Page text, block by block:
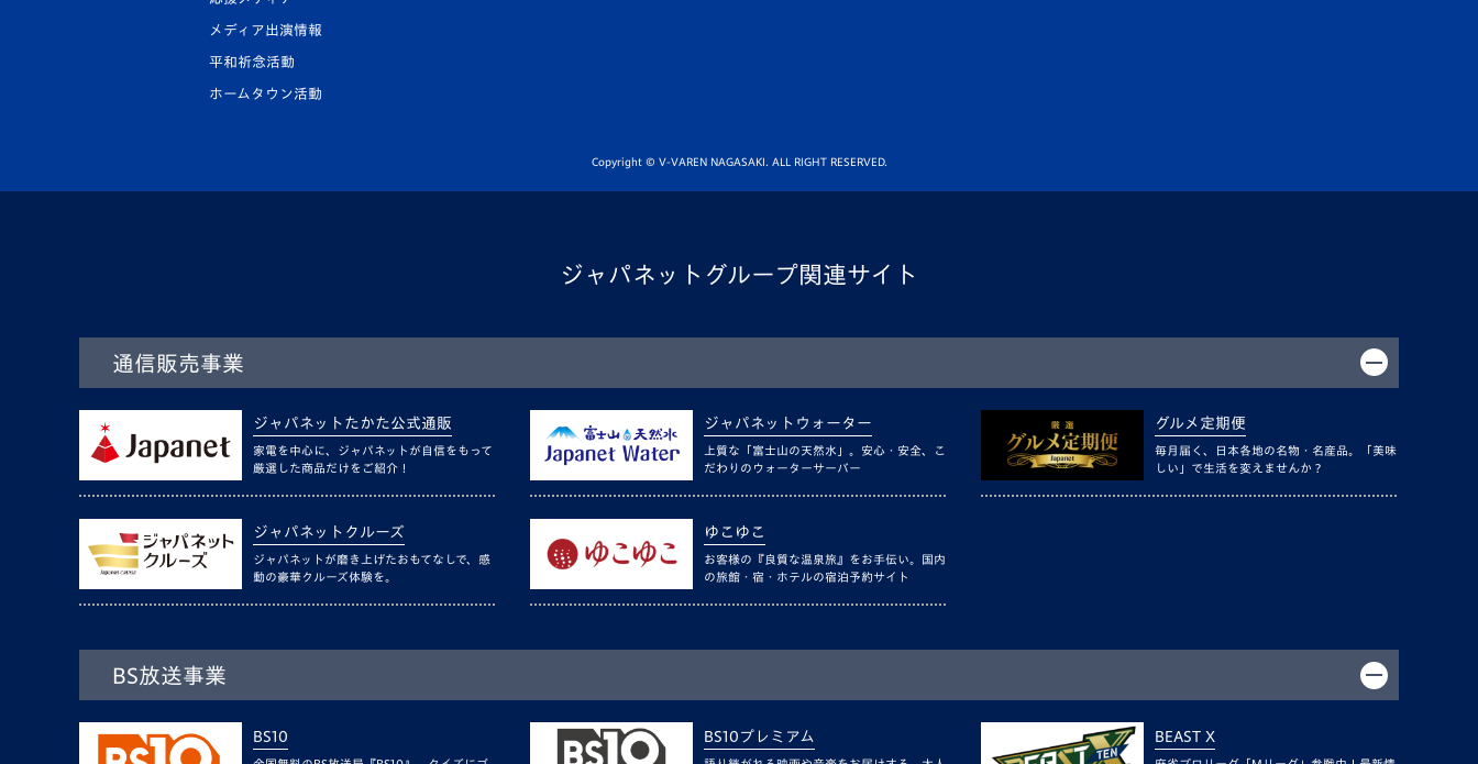
メディア出演情報
平和祈念活動
ホームタウン活動
Copyright © V-VAREN NAGASAKI. ALL RIGHT RESERVED.
ジャパネットグループ関連サイト
通信販売事業
ジャパネットたかた公式通販
家電を中心に、ジャパネットが自信をもって
厳選した商品だけをご紹介！
ジャパネットウォーター
上質な「富士山の天然水」。安心・安全、こ
だわりのウォーターサーバー
グルメ定期便
毎月届く、日本各地の名物・名産品。「美味
しい」で生活を変えませんか？
ジャパネットクルーズ
ジャパネットが磨き上げたおもてなしで、感
動の豪華クルーズ体験を。
ゆこゆこ
お客様の『良質な温泉旅』をお手伝い。国内
の旅館・宿・ホテルの宿泊予約サイト
BS放送事業
BS10 BS10プレミアム BEAST X